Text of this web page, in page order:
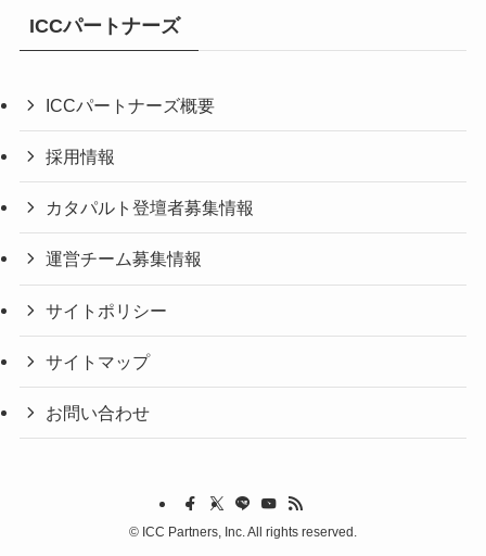
ICCパートナーズ
ICCパートナーズ概要
採用情報
カタパルト登壇者募集情報
運営チーム募集情報
サイトポリシー
サイトマップ
お問い合わせ
© ICC Partners, Inc. All rights reserved.